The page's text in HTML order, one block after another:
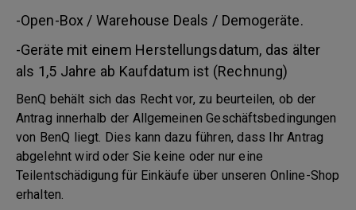
-Open-Box / Warehouse Deals / Demogeräte.
-Geräte mit einem Herstellungsdatum, das älter
als 1,5 Jahre ab Kaufdatum ist (Rechnung)
BenQ behält sich das Recht vor, zu beurteilen, ob der
Antrag innerhalb der Allgemeinen Geschäftsbedingungen
von BenQ liegt. Dies kann dazu führen, dass Ihr Antrag
abgelehnt wird oder Sie keine oder nur eine
Teilentschädigung für Einkäufe über unseren Online-Shop
erhalten.